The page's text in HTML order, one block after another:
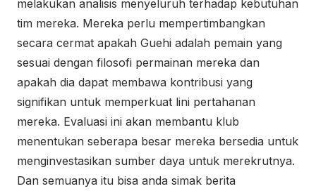
melakukan analisis menyeluruh terhadap kebutuhan
tim mereka. Mereka perlu mempertimbangkan
secara cermat apakah Guehi adalah pemain yang
sesuai dengan filosofi permainan mereka dan
apakah dia dapat membawa kontribusi yang
signifikan untuk memperkuat lini pertahanan
mereka. Evaluasi ini akan membantu klub
menentukan seberapa besar mereka bersedia untuk
menginvestasikan sumber daya untuk merekrutnya.
Dan semuanya itu bisa anda simak berita